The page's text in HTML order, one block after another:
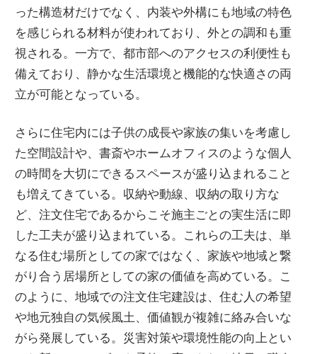
った構造材だけでなく、内装や外構にも地域の特色
を感じられる材料が使われており、外との調和も重
視される。一方で、都市部へのアクセスの利便性も
備えており、静かな生活環境と機能的な快適さの両
立が可能となっている。
さらに住宅内には子供の成長や家族の集いを考慮し
た空間設計や、書斎やホームオフィスのような個人
の時間を大切にできるスペースが盛り込まれること
も増えてきている。収納や動線、収納の取り方な
ど、注文住宅であるからこそ施主ごとの実生活に即
した工夫が盛り込まれている。これらの工夫は、単
なる住む場所としての家ではなく、家族や地域と繋
がり合う居場所としての家の価値を高めている。こ
のように、地域での注文住宅建設は、住む人の希望
や地元独自の気候風土、価値観が複雑に絡み合いな
がら発展している。災害対策や環境性能の向上とい